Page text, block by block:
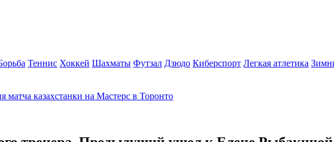
Теннис Хоккей Шахматы Футзал Дзюдо Киберспорт Легкая атлетика
казахстанки на Мастерс в Торонто